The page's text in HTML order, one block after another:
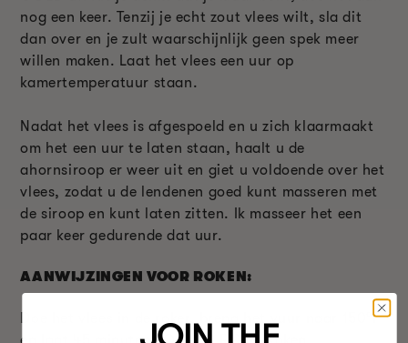
nog een keer. Tenzij je echt zout vlees wilt, sla dit
dan over en je zult waarschijnlijk geen spek meer
willen maken. Laat het vlees een uur op
kamertemperatuur staan.
Nadat het vlees is afgespoeld en u zich klaarmaakt
om het een uur te laten staan, haalt u de
ahornsiroop er weer uit en giet u voldoende over het
vlees, zodat u de lendenen goed kunt masseren met
de siroop en kunt laten zitten. Ik masseer het een
paar keer gedurende dat uur.
AANWIJZINGEN VOOR ROKEN:
Doe het vlees in de roker, breng het vuur naar 150°F